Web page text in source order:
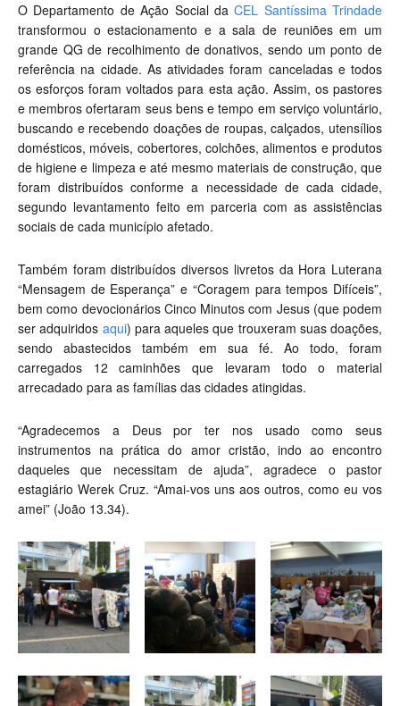
O Departamento de Ação Social daCEL Santíssima Trindade
transformou o estacionamento e a sala de reuniões em um
grande QG de recolhimento de donativos, sendo um ponto de
referência na cidade. As atividades foram canceladas e todos
os esforços foram voltados para esta ação. Assim, os pastores
e membros ofertaram seus bens e tempo em serviço voluntário,
buscando e recebendo doações de roupas, calçados, utensílios
domésticos, móveis, cobertores, colchões, alimentos e produtos
de higiene e limpeza e até mesmo materiais de construção, que
foram distribuídos conforme a necessidade de cada cidade,
segundo levantamento feito em parceria com as assistências
sociais de cada município afetado.
Também foram distribuídos diversos livretos da Hora Luterana
“Mensagem de Esperança” e “Coragem para tempos Difíceis”,
bem como devocionários Cinco Minutos com Jesus (que podem
ser adquiridos aqui) para aqueles que trouxeram suas doações,
sendo abastecidos também em sua fé. Ao todo, foram
carregados 12 caminhões que levaram todo o material
arrecadado para as famílias das cidades atingidas.
“Agradecemos a Deus por ter nos usado como seus
instrumentos na prática do amor cristão, indo ao encontro
daqueles que necessitam de ajuda”, agradece o pastor
estagiário Werek Cruz. “Amai-vos uns aos outros, como eu vos
amei” (João 13.34).